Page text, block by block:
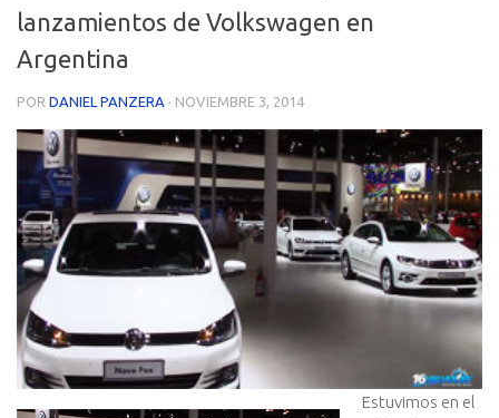
lanzamientos de Volkswagen en
Argentina
POR DANIEL PANZERA · NOVIEMBRE 3, 2014
Estuvimos en el